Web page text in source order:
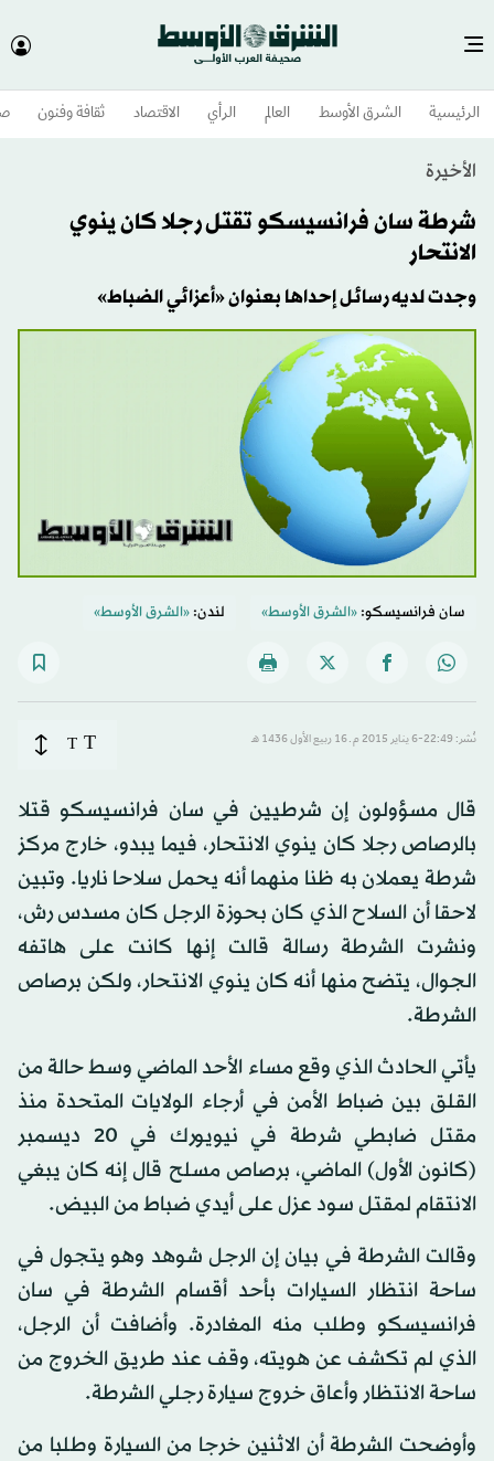
الرئيسية الشرق الأوسط​ العالم الرأي الاقتصاد ثقافة وفنون
الأخيرة
شرطة سان فرانسيسكو تقتل رجلا كان ينوي
الانتحار
وجدت لديه رسائل إحداها بعنوان «أعزائي الضباط»
سان فرانسيسكو:«الشرق الأوسط» لندن:«الشرق الأوسط»
نُشر: 22:49-6 يناير 2015 م ـ 16 ربيع الأول 1436 هـ T
T
قال مسؤولون إن شرطيين في سان فرانسيسكو قتلا
بالرصاص رجلا كان ينوي الانتحار، فيما يبدو، خارج مركز
شرطة يعملان به ظنا منهما أنه يحمل سلاحا ناريا. وتبين
لاحقا أن السلاح الذي كان بحوزة الرجل كان مسدس رش،
ونشرت الشرطة رسالة قالت إنها كانت على هاتفه
الجوال، يتضح منها أنه كان ينوي الانتحار، ولكن برصاص
الشرطة.
يأتي الحادث الذي وقع مساء الأحد الماضي وسط حالة من
القلق بين ضباط الأمن في أرجاء الولايات المتحدة منذ
مقتل ضابطي شرطة في نيويورك في 20 ديسمبر
(كانون الأول) الماضي، برصاص مسلح قال إنه كان يبغي
الانتقام لمقتل سود عزل على أيدي ضباط من البيض.
وقالت الشرطة في بيان إن الرجل شوهد وهو يتجول في
ساحة انتظار السيارات بأحد أقسام الشرطة في سان
فرانسيسكو وطلب منه المغادرة. وأضافت أن الرجل،
الذي لم تكشف عن هويته، وقف عند طريق الخروج من
ساحة الانتظار وأعاق خروج سيارة رجلي الشرطة.
وأوضحت الشرطة أن الاثنين خرجا من السيارة وطلبا من